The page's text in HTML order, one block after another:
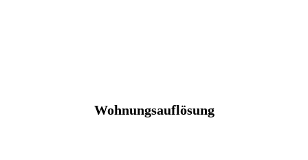
Wohnungsauflösung